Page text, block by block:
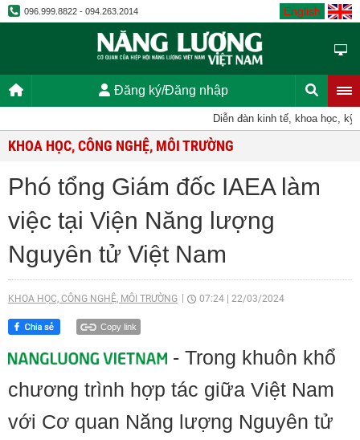
096.999.8822 - 094.263.2014 English
Đăng ký/Đăng nhập
Diễn đàn kinh tế, khoa học, kỹ
KHOA HỌC, CÔNG NGHỆ, MÔI TRƯỜNG
Phó tổng Giám đốc IAEA làm
việc tại Viện Năng lượng
Nguyên tử Việt Nam
KHOA HỌC, CÔNG NGHỆ, MÔI TRƯỜNG 07:24 22/03/2024
Copy link
- Trong khuôn khổ
chương trình hợp tác giữa Việt Nam
với Cơ quan Năng lượng Nguyên tử